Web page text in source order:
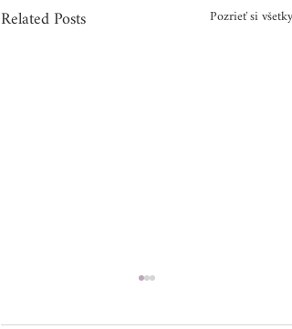
Related Posts Pozrieť si všetky